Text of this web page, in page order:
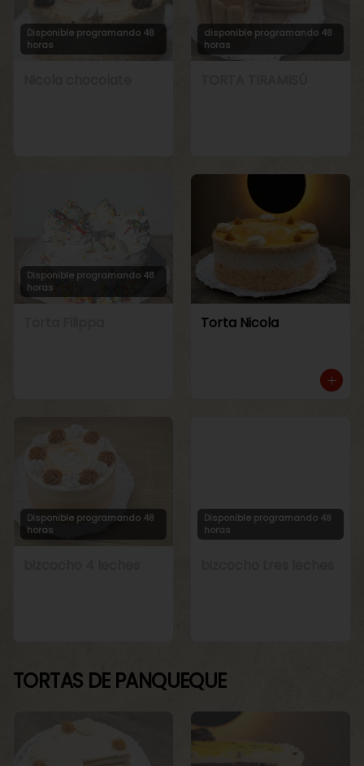
Disponible programando 48
horas
disponible programando 48
horas
Disponible programando 48
horas
Torta Nicola
Disponible programando 48
horas
Disponible programando 48
horas
TORTAS DE PANQUEQUE